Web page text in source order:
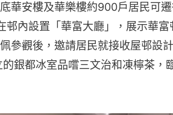
華安樓及華樂樓約900戶居民可
邨內設置「華富大廳」，展示華富
參觀後，邀請居民就接收屋邨設計
銀都冰室品嚐三文治和凍檸茶，